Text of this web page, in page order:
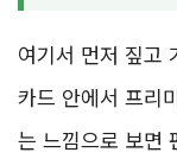
여기서 먼저 짚고
카드 안에서 프리
는 느낌으로 보면